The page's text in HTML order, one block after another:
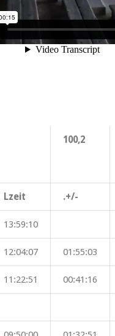
100,2
Lzeit .+/-
13:59:10
12:04:07 01:55:03
11:22:51 00:41:16